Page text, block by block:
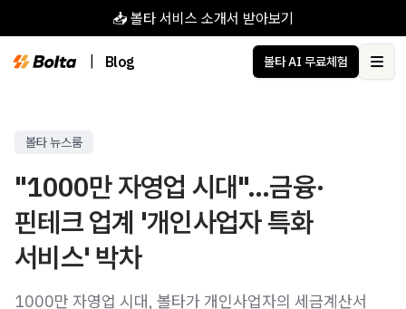
📥 볼타 서비스 소개서 받아보기
Blog 볼타 AI 무료체험
볼타 뉴스룸
"1000만 자영업 시대"...금융·
핀테크 업계 '개인사업자 특화
서비스' 박차
1000만 자영업 시대, 볼타가 개인사업자의 세금계산서